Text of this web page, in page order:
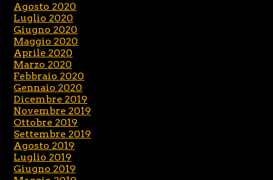
Agosto 2020
Luglio 2020
Giugno 2020
Maggio 2020
Aprile 2020
Marzo 2020
Febbraio 2020
Gennaio 2020
Dicembre 2019
Novembre 2019
Ottobre 2019
Settembre 2019
Agosto 2019
Luglio 2019
Giugno 2019